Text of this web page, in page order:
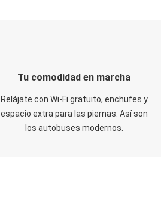
Tu comodidad en marcha
Relájate con Wi-Fi gratuito, enchufes y
espacio extra para las piernas. Así son
los autobuses modernos.